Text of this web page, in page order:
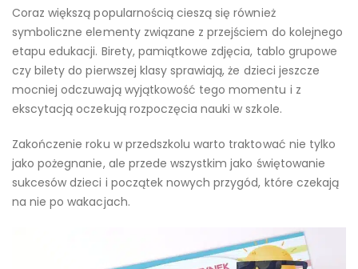
Coraz większą popularnością cieszą się również
symboliczne elementy związane z przejściem do kolejnego
etapu edukacji. Birety, pamiątkowe zdjęcia, tablo grupowe
czy bilety do pierwszej klasy sprawiają, że dzieci jeszcze
mocniej odczuwają wyjątkowość tego momentu i z
ekscytacją oczekują rozpoczęcia nauki w szkole.
Zakończenie roku w przedszkolu warto traktować nie tylko
jako pożegnanie, ale przede wszystkim jako świętowanie
sukcesów dzieci i początek nowych przygód, które czekają
na nie po wakacjach.